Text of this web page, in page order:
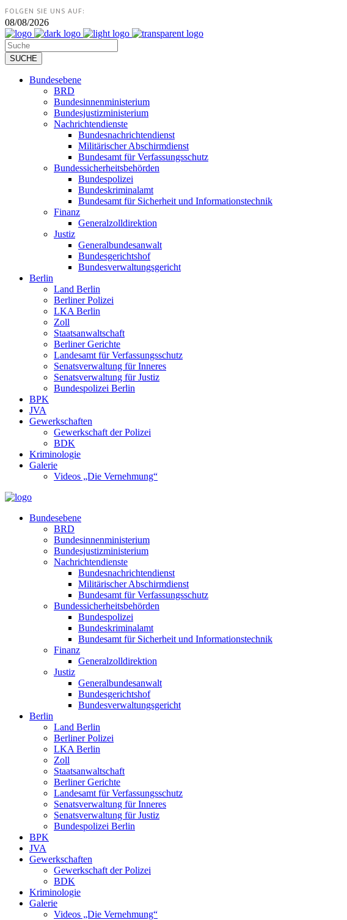
FOLGEN SIE UNS AUF:
08/08/2026
Bundesebene
BRD
Bundesinnenministerium
Bundesjustizministerium
Nachrichtendienste
Bundesnachrichtendienst
Militärischer Abschirmdienst
Bundesamt für Verfassungsschutz
Bundessicherheitsbehörden
Bundespolizei
Bundeskriminalamt
Bundesamt für Sicherheit und Informationstechnik
Finanz
Generalzolldirektion
Justiz
Generalbundesanwalt
Bundesgerichtshof
Bundesverwaltungsgericht
Berlin
Land Berlin
Berliner Polizei
LKA Berlin
Zoll
Staatsanwaltschaft
Berliner Gerichte
Landesamt für Verfassungsschutz
Senatsverwaltung für Inneres
Senatsverwaltung für Justiz
Bundespolizei Berlin
BPK
JVA
Gewerkschaften
Gewerkschaft der Polizei
BDK
Kriminologie
Galerie
Videos „Die Vernehmung“
Bundesebene
BRD
Bundesinnenministerium
Bundesjustizministerium
Nachrichtendienste
Bundesnachrichtendienst
Militärischer Abschirmdienst
Bundesamt für Verfassungsschutz
Bundessicherheitsbehörden
Bundespolizei
Bundeskriminalamt
Bundesamt für Sicherheit und Informationstechnik
Finanz
Generalzolldirektion
Justiz
Generalbundesanwalt
Bundesgerichtshof
Bundesverwaltungsgericht
Berlin
Land Berlin
Berliner Polizei
LKA Berlin
Zoll
Staatsanwaltschaft
Berliner Gerichte
Landesamt für Verfassungsschutz
Senatsverwaltung für Inneres
Senatsverwaltung für Justiz
Bundespolizei Berlin
BPK
JVA
Gewerkschaften
Gewerkschaft der Polizei
BDK
Kriminologie
Galerie
Videos „Die Vernehmung“